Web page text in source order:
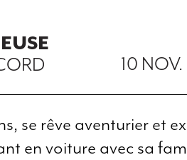
10
se rêve aventurier et
en voiture avec sa